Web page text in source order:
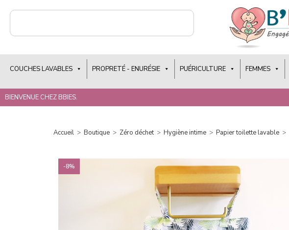
COUCHES LAVABLES PROPRETÉ - ENURÉSIE PUÉRICULTURE FEMMES
BIENVENUE CHEZ BBIES.
Accueil > Boutique > Zéro déchet > Hygiène intime > Papier toilette lavable >
-8%